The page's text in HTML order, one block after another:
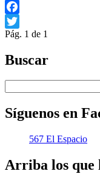
Facebook
Twitter
Pág. 1 de 1
Buscar
Síguenos en
567 El Espacio
Arriba los que